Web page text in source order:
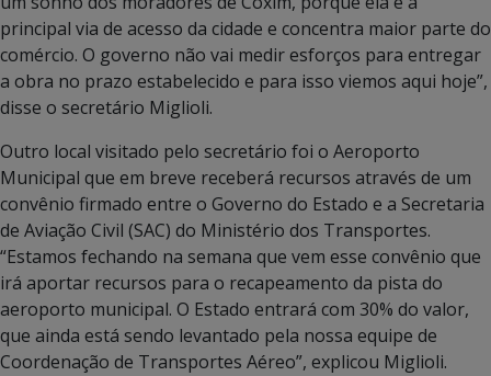
principal via de acesso da cidade e concentra maior parte do
comércio. O governo não vai medir esforços para entregar
a obra no prazo estabelecido e para isso viemos aqui hoje”,
disse o secretário Miglioli.
Outro local visitado pelo secretário foi o Aeroporto
Municipal que em breve receberá recursos através de um
convênio firmado entre o Governo do Estado e a Secretaria
de Aviação Civil (SAC) do Ministério dos Transportes.
“Estamos fechando na semana que vem esse convênio que
irá aportar recursos para o recapeamento da pista do
aeroporto municipal. O Estado entrará com 30% do valor,
que ainda está sendo levantado pela nossa equipe de
Coordenação de Transportes Aéreo”, explicou Miglioli.